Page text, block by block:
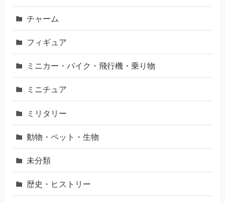
チャーム
フィギュア
ミニカー・バイク・飛行機・乗り物
ミニチュア
ミリタリー
動物・ペット・生物
未分類
歴史・ヒストリー